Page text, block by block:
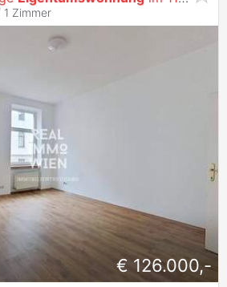
1 Zimmer
€ 126.000,-